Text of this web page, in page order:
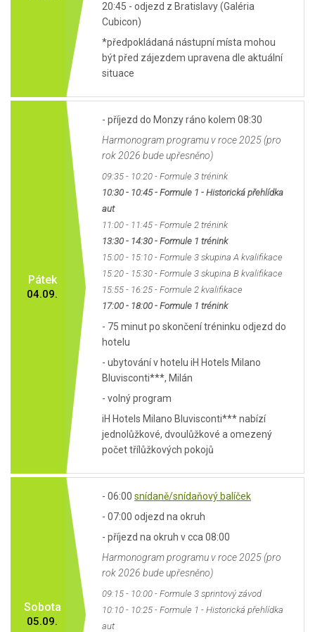
20:45 - odjezd z Bratislavy (Galéria
Cubicon)
*předpokládaná nástupní místa mohou
být před zájezdem upravena dle aktuální
situace
Pátek
04.09.
- příjezd do Monzy ráno kolem 08:30
Harmonogram programu v roce 2025 (pro
rok 2026 bude upřesněno)
09:35 - 10:20 - Formule 3 trénink
10:30 - 10:45 - Formule 1 - Historická přehlídka
aut
11:00 - 11:45 - Formule 2 trénink
13:30 - 14:30 - Formule 1 trénink
15:00 - 15:10 - Formule 3 skupina A kvalifikace
15:20 - 15:30 - Formule 3 skupina B kvalifikace
15:55 - 16:25 - Formule 2 kvalifikace
17:00 - 18:00 - Formule 1 trénink
- 75 minut po skončení tréninku odjezd do
hotelu
- ubytování v hotelu iH Hotels Milano
Bluvisconti***, Milán
- volný program
iH Hotels Milano Bluvisconti*** nabízí
jednolůžkové, dvoulůžkové a omezený
počet třílůžkových pokojů
Sobota
05.09.
- 06:00 snídaně/snídaňový balíček
- 07:00 odjezd na okruh
- příjezd na okruh v cca 08:00
Harmonogram programu v roce 2025 (pro
rok 2026 bude upřesněno)
09:15 - 10:00 - Formule 3 sprintový závod
10:10 - 10:25 - Formule 1 - Historická přehlídka
aut